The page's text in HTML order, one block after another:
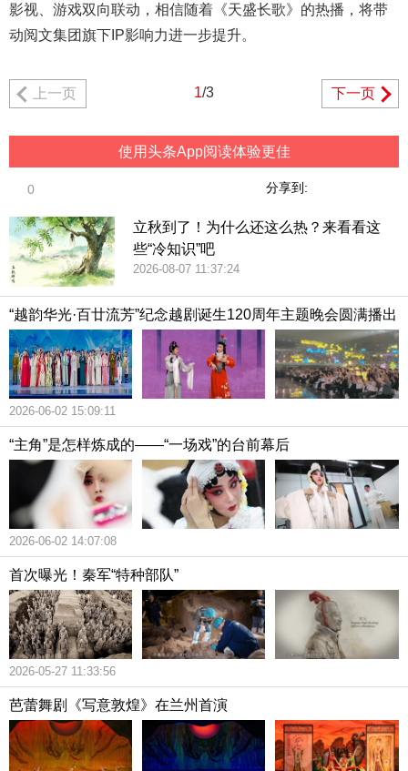
影视、游戏双向联动，相信随着《天盛长歌》的热播，将带
动阅文集团旗下IP影响力进一步提升。
上一页 1/3 下一页
使用头条App阅读体验更佳
分享到:
0
立秋到了！为什么还这么热？来看看这
些“冷知识”吧
2026-08-07 11:37:24
“越韵华光·百廿流芳”纪念越剧诞生120周年主题晚会圆满播出
2026-06-02 15:09:11
“主角”是怎样炼成的——“一场戏”的台前幕后
2026-06-02 14:07:08
首次曝光！秦军“特种部队”
2026-05-27 11:33:56
芭蕾舞剧《写意敦煌》在兰州首演